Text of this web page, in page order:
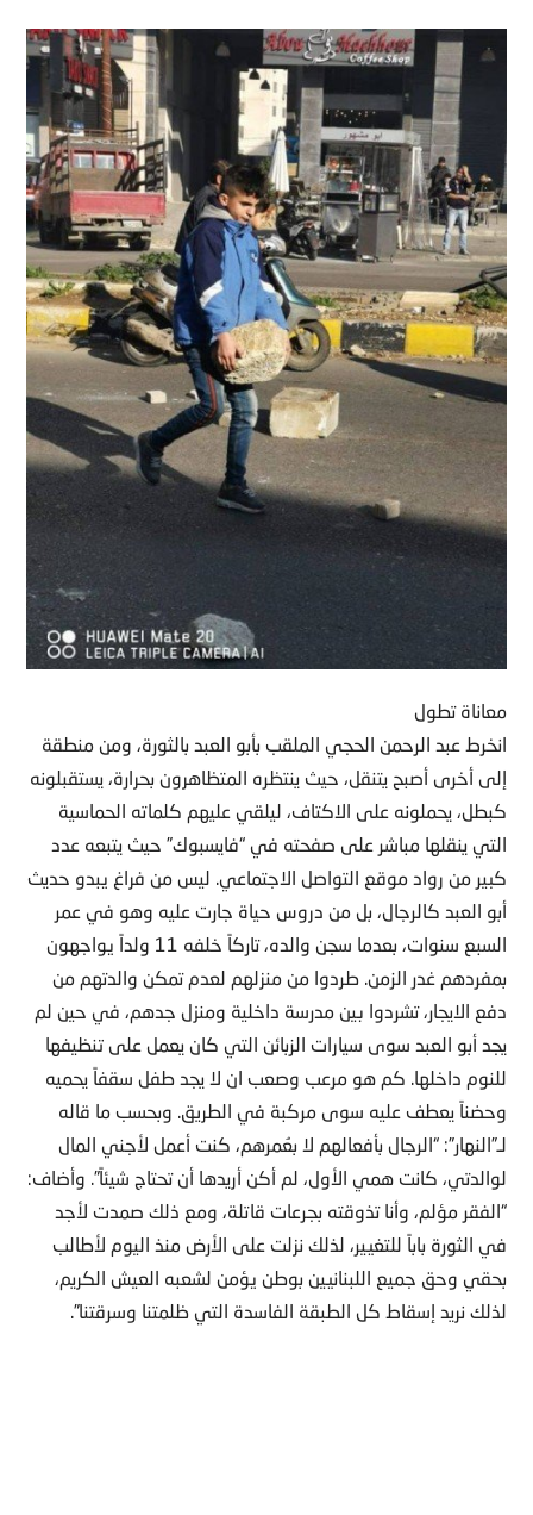
معاناة تطول
انخرط عبد الرحمن الحجي الملقب بأبو العبد بالثورة، ومن منطقة
إلى أخرى أصبح يتنقل، حيث ينتظره المتظاهرون بحرارة، يستقبلونه
كبطل، يحملونه على الاكتاف، ليلقي عليهم كلماته الحماسية
التي ينقلها مباشر على صفحته في “فايسبوك” حيث يتبعه عدد
كبير من رواد موقع التواصل الاجتماعي. ليس من فراغ يبدو حديث
أبو العبد كالرجال، بل من دروس حياة جارت عليه وهو في عمر
السبع سنوات، بعدما سجن والده، تاركاً خلفه 11 ولداً يواجهون
بمفردهم غدر الزمن. طردوا من منزلهم لعدم تمكن والدتهم من
دفع الايجار، تشردوا بين مدرسة داخلية ومنزل جدهم، في حين لم
يجد أبو العبد سوى سيارات الزبائن التي كان يعمل على تنظيفها
للنوم داخلها. كم هو مرعب وصعب ان لا يجد طفل سقفاً يحميه
وحضناً يعطف عليه سوى مركبة في الطريق. وبحسب ما قاله
لـ”النهار”: “الرجال بأفعالهم لا بعُمرهم، كنت أعمل لأجني المال
لوالدتي، كانت همي الأول، لم أكن أريدها أن تحتاج شيئاً”. وأضاف:
“الفقر مؤلم، وأنا تذوقته بجرعات قاتلة، ومع ذلك صمدت لأجد
في الثورة باباً للتغيير، لذلك نزلت على الأرض منذ اليوم لأطالب
بحقي وحق جميع اللبنانيين بوطن يؤمن لشعبه العيش الكريم،
لذلك نريد إسقاط كل الطبقة الفاسدة التي ظلمتنا وسرقتنا”.